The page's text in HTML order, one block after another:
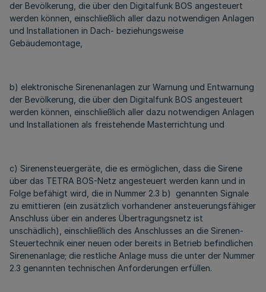
der Bevölkerung, die über den Digitalfunk BOS angesteuert
werden können, einschließlich aller dazu notwendigen Anlagen
und Installationen in Dach- beziehungsweise
Gebäudemontage,
b) elektronische Sirenenanlagen zur Warnung und Entwarnung
der Bevölkerung, die über den Digitalfunk BOS angesteuert
werden können, einschließlich aller dazu notwendigen Anlagen
und Installationen als freistehende Masterrichtung und
c) Sirenensteuergeräte, die es ermöglichen, dass die Sirene
über das TETRA BOS-Netz angesteuert werden kann und in
Folge befähigt wird, die in Nummer 2.3 b) genannten Signale
zu emittieren (ein zusätzlich vorhandener ansteuerungsfähiger
Anschluss über ein anderes Übertragungsnetz ist
unschädlich), einschließlich des Anschlusses an die Sirenen-
Steuertechnik einer neuen oder bereits in Betrieb befindlichen
Sirenenanlage; die restliche Anlage muss die unter der Nummer
2.3 genannten technischen Anforderungen erfüllen.